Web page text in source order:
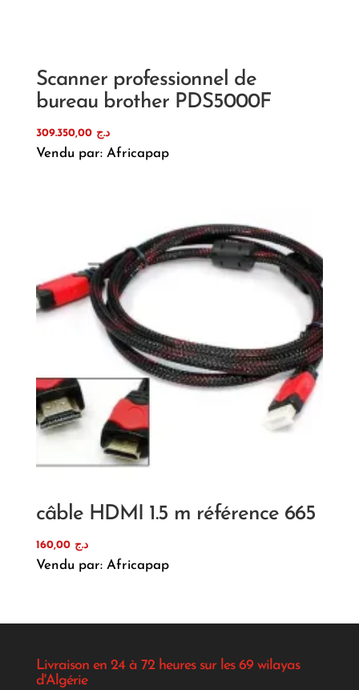
Scanner professionnel de
bureau brother PDS5000F
د.ج 309.350,00
Vendu par: Africapap
câble HDMI 1.5 m référence 665
د.ج 160,00
Vendu par: Africapap
Livraison en 24 à 72 heures sur les 69 wilayas
d'Algérie